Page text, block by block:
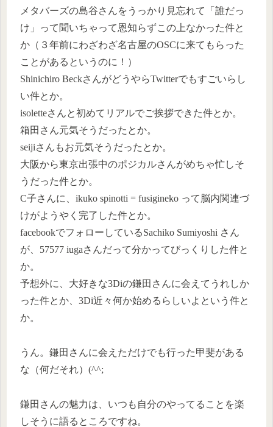
メタバーズの島谷さんをうっかり見忘れて「誰だっ
け」って聞いちゃって恩知らずこの上なかった件と
か（３年前にわざわざ名古屋のOSCに来てもらった
ことがあるというのに！）
Shinichiro BeckさんがどうやらTwitterでもすごいらし
い件とか。
isoletteさんと初めてリアルでご挨拶できた件とか。
箱田さん元気そうだったとか。
seijiさんもお元気そうだったとか。
大阪から東京出張中のポジカルさんがめちゃ忙しそ
うだった件とか。
C子さんに、ikuko spinotti = fusigineko って脳内関連づ
けがようやく完了した件とか。
facebookでフォローしているSachiko Sumiyoshi さん
が、57577 iugaさんだって分かってびっくりした件と
か。
予想外に、大好きな3Diの鎌田さんに会えてうれしか
った件とか、3Di近々何か始めるらしいよという件と
か。
うん。鎌田さんに会えただけでも行った甲斐がある
な（何だそれ）(^^;
鎌田さんの魅力は、いつも自分のやってることを楽
しそうに語るところですね。